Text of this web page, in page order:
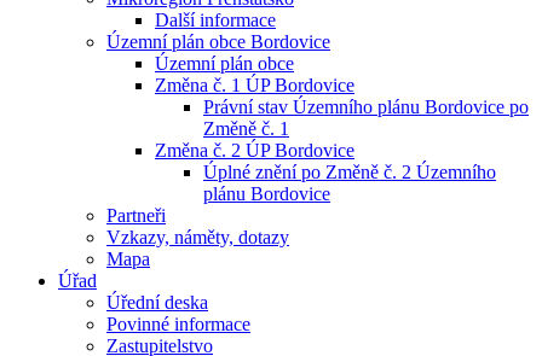
Další informace
Územní plán obce Bordovice
Územní plán obce
Změna č. 1 ÚP Bordovice
Právní stav Územního plánu Bordovice po
Změně č. 1
Změna č. 2 ÚP Bordovice
Úplné znění po Změně č. 2 Územního
plánu Bordovice
Partneři
Vzkazy, náměty, dotazy
Mapa
Úřad
Úřední deska
Povinné informace
Zastupitelstvo